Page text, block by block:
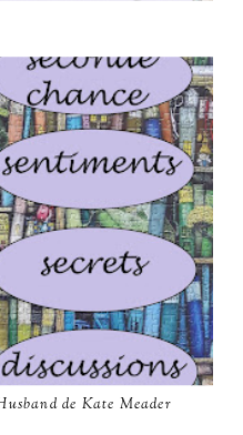
de Kate Meader